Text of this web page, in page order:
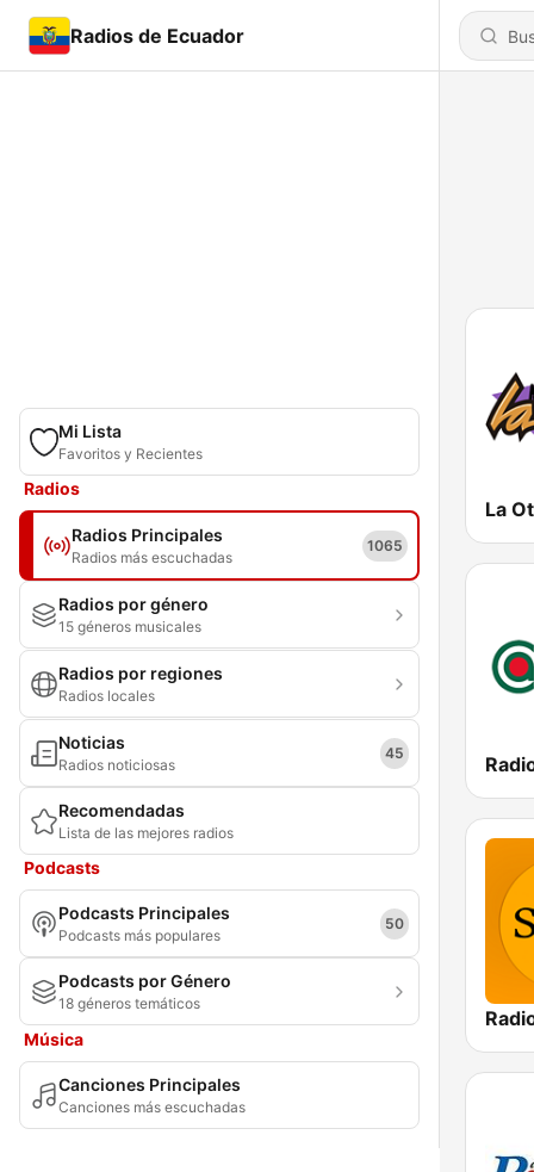
Radios de Ecuador
Mi Lista
Favoritos y Recientes
Radios
Radios Principales
Radios más escuchadas
1065
Radios por género
15 géneros musicales
Radios por regiones
Radios locales
Noticias
Radios noticiosas
45
Recomendadas
Lista de las mejores radios
Podcasts
Podcasts Principales
Podcasts más populares
50
Podcasts por Género
18 géneros temáticos
Música
Canciones Principales
Canciones más escuchadas